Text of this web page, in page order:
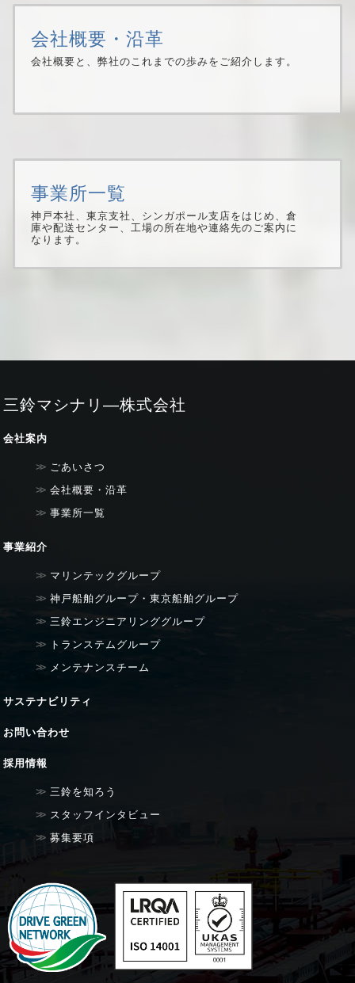
５月３０日開催の弊社 第７３期定時株主総会におきまし
て、新たに役員２名が選任され、令和４年６月１日付にて
就任いたしました。
会社概要・沿革
会社概要と、弊社のこれまでの歩みをご紹介します。
事業所一覧
神戸本社、東京支社、シンガポール支店をはじめ、倉
庫や配送センター、工場の所在地や連絡先のご案内に
なります。
三鈴マシナリ―株式会社
会社案内
ごあいさつ
会社概要・沿革
事業所一覧
事業紹介
マリンテックグループ
神戸船舶グループ・東京船舶グループ
三鈴エンジニアリンググループ
トランステムグループ
メンテナンスチーム
サステナビリティ
お問い合わせ
採用情報
三鈴を知ろう
スタッフインタビュー
募集要項